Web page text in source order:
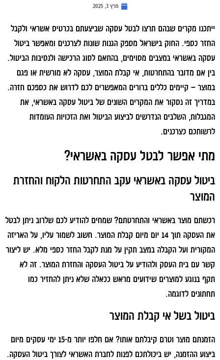
מרץ 3, 2025
ייתכנו מקרים שבהם תרצו לבטל עסקה שביצעתם בכרטיס אשראי ולקבל
החזר כספי. החוק בישראל מספק הגנות שונות לצרכנים ומאפשר ביטול
עסקה באשראי במצבים מסוימים, בהתאם לסוג הרכישה ולנסיבות הביטול.
בין אם מדובר בהתחרטות, אי קבלת המוצר, עסקה לא מורשית או פגם
במוצר – קיימים כללים ברורים המאפשרים לכם לדרוש את כספכם חזרה.
במדריך זה נסקור את המקרים השונים של ביטול עסקה באשראי, את
המגבלות, השלבים הנדרשים לביצוע הביטול ואת הזכויות העומדות
לרשותכם כצרכנים.
מתי אפשר לבטל עסקה באשראי?
ביטול עסקה באשראי עקב התחרטות הלקוח והחזרת
המוצר
רכשתם מוצר באשראי והתחרטתם? שמחים להודיע לכם שלרוב ניתן לבטל
את העסקה תוך 14 יום מיום קבלת המוצר. חשוב לשמור עליו, על האריזה
המקורית ועל הקבלה במצב תקין על מנת לקבל החזר כספי מלא. יש ליצור
קשר עם בית העסק ולהודיע על ביטול העסקה והחזרת המוצר. זה לא
תקף בנוגע למוצרים שידועים מראש ככאלה שלא ניתן להחזיר כמו
תחתונים לדוגמה.
ביטול בשל אי קבלת המוצר
הזמנתם מוצר וטרם קיבלתם אותו? אם חלפו יותר מ-15 ימי עסקים מיום
ביצוע ההזמנה, יש ביכולתכם לפנות לחברת האשראי לצורך ביטול העסקה.